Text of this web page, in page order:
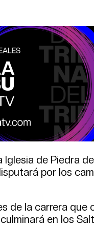
Iglesia de Piedra
por los
de la carrera que
en los